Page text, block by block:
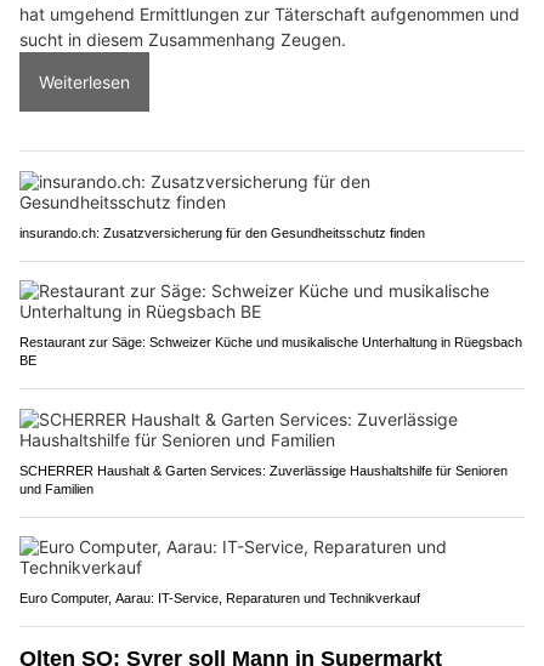
hat umgehend Ermittlungen zur Täterschaft aufgenommen und
sucht in diesem Zusammenhang Zeugen.
Weiterlesen
insurando.ch: Zusatzversicherung für den Gesundheitsschutz finden
Restaurant zur Säge: Schweizer Küche und musikalische Unterhaltung in Rüegsbach
BE
SCHERRER Haushalt & Garten Services: Zuverlässige Haushaltshilfe für Senioren
und Familien
Euro Computer, Aarau: IT-Service, Reparaturen und Technikverkauf
Olten SO: Syrer soll Mann in Supermarkt